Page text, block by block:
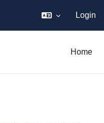
Login
Home